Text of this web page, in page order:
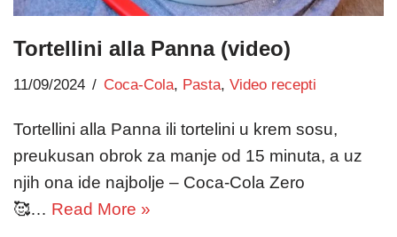
Tortellini alla Panna (video)
11/09/2024 Coca-Cola, Pasta, Video recepti
Tortellini alla Panna ili tortelini u krem sosu,
preukusan obrok za manje od 15 minuta, a uz
njih ona ide najbolje – Coca-Cola Zero
🥰… Read More »